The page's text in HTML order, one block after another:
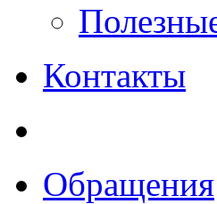
Контакты
Обращения